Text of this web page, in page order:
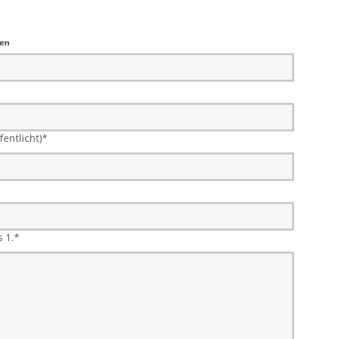
*
1.*